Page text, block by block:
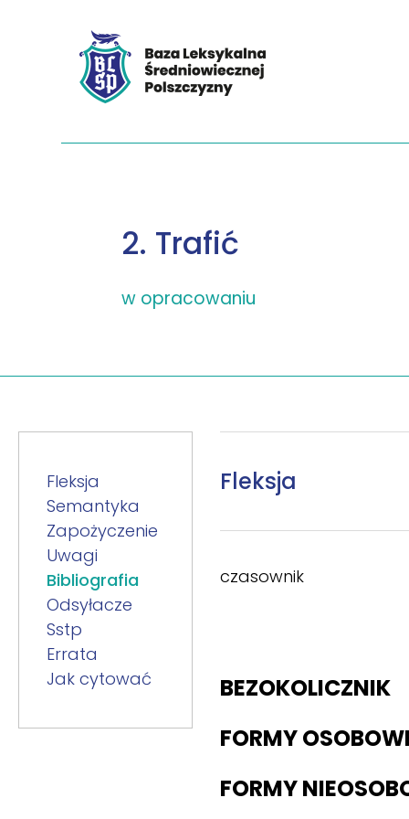
2. Trafić
w opracowaniu
Fleksja
Semantyka
Zapożyczenie
Uwagi
Bibliografia
Odsyłacze
Sstp
Errata
Jak cytować
Fleksja
czasownik
BEZOKOLICZNIK
FORMY
FORMY